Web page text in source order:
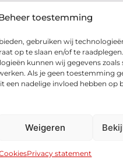
toestemming
gebruiken wij
op te slaan en/of te
kunnen wij gegevens zoals
Als je geen toestemming
nadelige invloed hebben op
Weigeren
Privacy statement
RS
Zaterdag
Zondag
- Dé Honda Dealer van